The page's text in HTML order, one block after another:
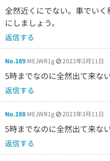
全然近くにでない。車でい
にしましょう。
返信する
No.189 MEJWR1g 2023年3月11日
5時までなのに全然出て来な
返信する
No.188 MEJWR1g 2023年3月11日
5時までなのに全然出て来な
返信する